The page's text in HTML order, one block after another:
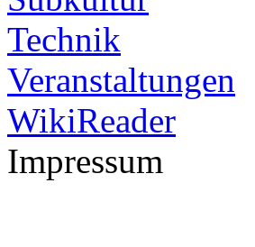
Technik
Veranstaltungen
WikiReader
Impressum